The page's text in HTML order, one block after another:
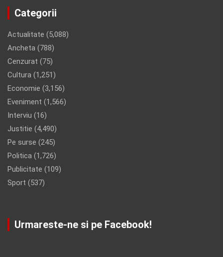
Categorii
Actualitate (5,088)
Ancheta (788)
Cenzurat (75)
Cultura (1,251)
Economie (3,156)
Eveniment (1,566)
Interviu (16)
Justitie (4,490)
Pe surse (245)
Politica (1,726)
Publicitate (109)
Sport (537)
Urmareste-ne si pe Facebook!